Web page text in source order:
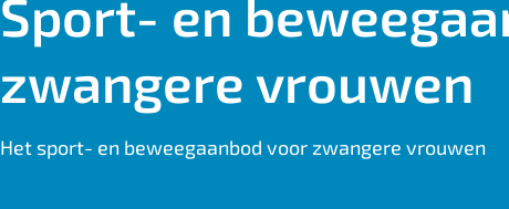
Sport- en
zwangere vrouwen
Het sport- en beweegaanbod voor zwangere vrouwen